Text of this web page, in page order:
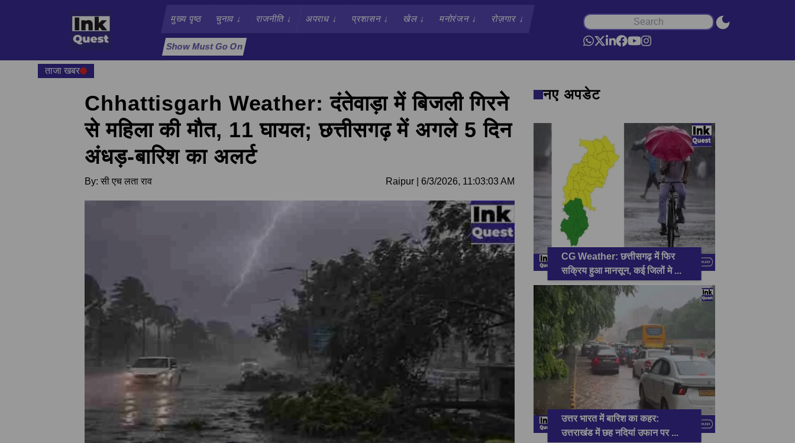
मुख्य पृष्ठ चुनाव↓ राजनीति↓ अपराध↓ प्रशासन↓ खेल↓ मनोरंजन↓ रोज़गार↓
Show Must Go On
ताजा खबर
Chhattisgarh Weather: दंतेवाड़ा में बिजली गिरने
से महिला की मौत, 11 घायल; छत्तीसगढ़ में अगले 5 दिन
अंधड़-बारिश का अलर्ट
By: सी एच लता राव Raipur 6/3/2026, 11:03:03 AM
नए अपडेट
CG Weather: छत्तीसगढ़ में फिर
सक्रिय हुआ मानसून, कई जिलों मे...
उत्तर भारत में बारिश का कहर:
उत्तराखंड में छह नदियां उफान पर...